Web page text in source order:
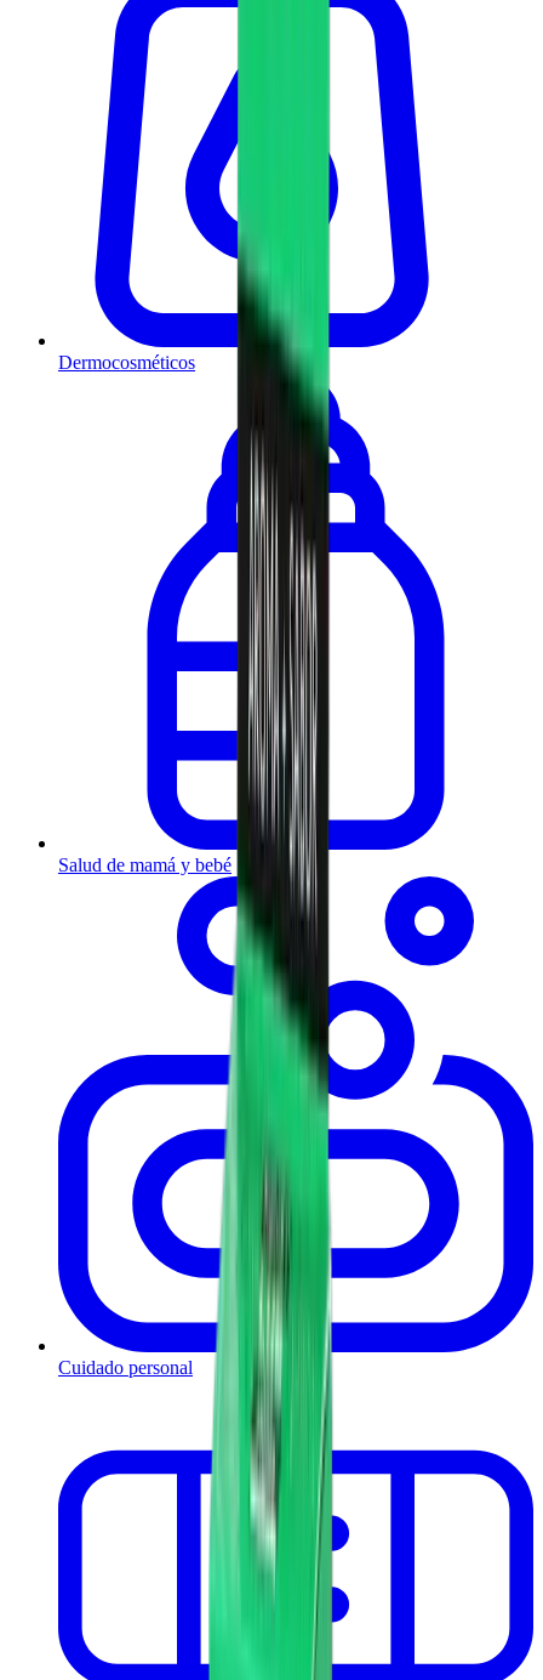
Dermocosméticos
Salud de mamá y bebé
Cuidado personal